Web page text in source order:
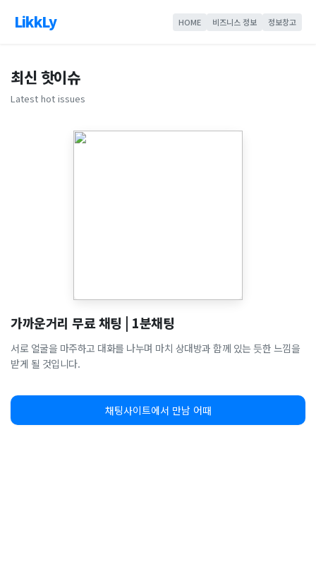
LikkLy HOME 비즈니스 정보 정보창고
최신 핫이슈
Latest hot issues
가까운거리 무료 채팅 | 1분채팅
서로 얼굴을 마주하고 대화를 나누며 마치 상대방과 함께 있는 듯한 느낌을
받게 될 것입니다.
채팅사이트에서 만남 어때